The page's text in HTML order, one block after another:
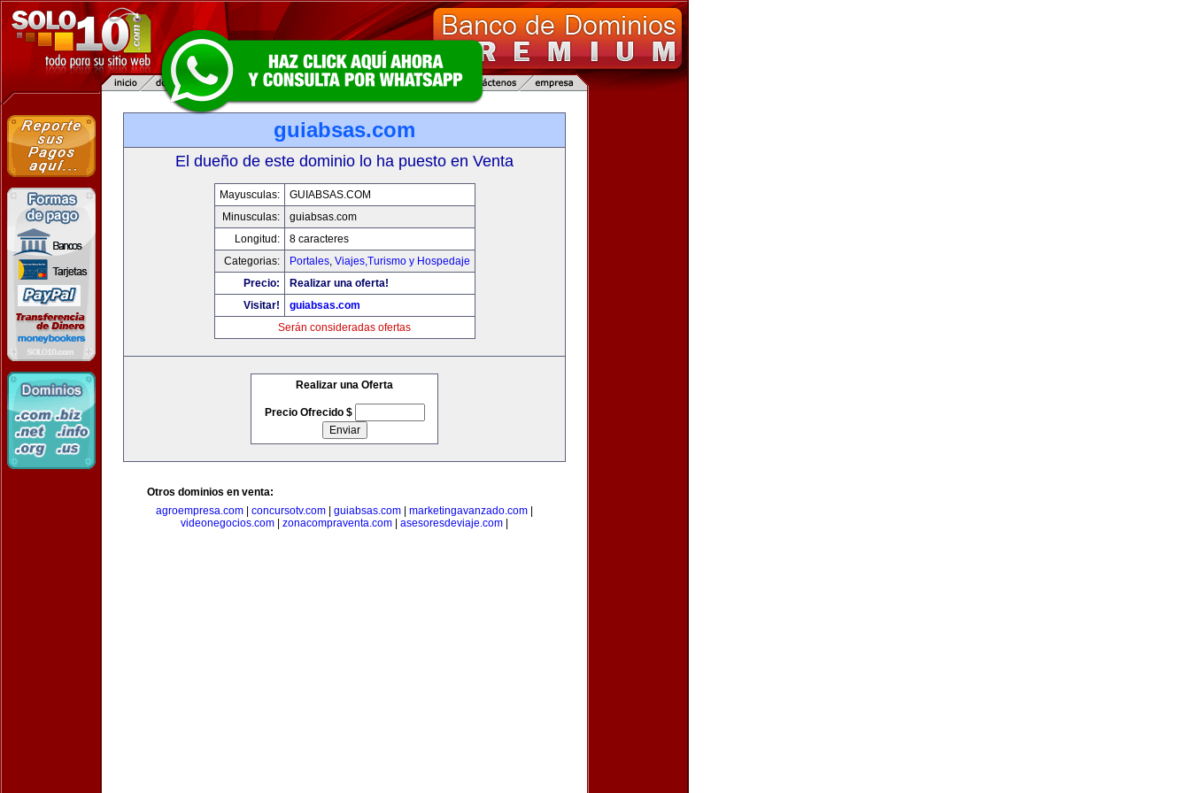
guiabsas.com
El dueño de este dominio lo ha puesto en Venta
Mayusculas:
GUIABSAS.COM
Minusculas:
guiabsas.com
Longitud:
8 caracteres
Categorias:
Portales, Viajes,Turismo y Hospedaje
Precio:
Realizar una oferta!
Visitar!
guiabsas.com
Serán consideradas ofertas
Realizar una Oferta
Precio Ofrecido $
Otros dominios en venta:
agroempresa.com
concursotv.com guiabsas.com marketingavanzado.com
videonegocios.com
zonacompraventa.com asesoresdeviaje.com